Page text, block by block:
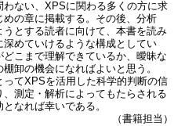
ない、XPSに関わる多くの方に求
の章に掲載する。その後、分析
とする読者に向けて、本書を読み
めていけるような構成としてい
こまで理解できているか、曖昧な
卸の機会になればよいと思う。
てXPSを活用した科学的判断の信
測定・解析によってもたらされる
なれば幸いである。
（書籍担当）